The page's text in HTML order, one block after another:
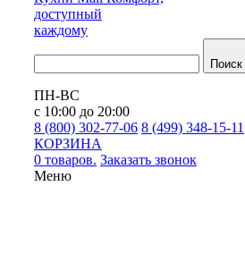
доступный
каждому
Поиск
ПН-ВС
с 10:00 до 20:00
8 (800) 302-77-06 8 (499) 348-15-11
КОРЗИНА
0 товаров. Заказать звонок
Меню